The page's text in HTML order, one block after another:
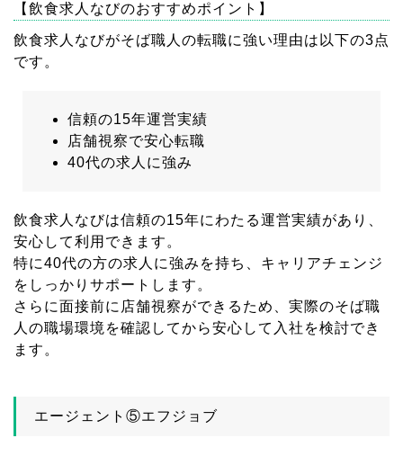
【飲食求人なびのおすすめポイント】
飲食求人なびがそば職人の転職に強い理由は以下の3点
です。
信頼の15年運営実績
店舗視察で安心転職
40代の求人に強み
飲食求人なびは信頼の15年にわたる運営実績があり、
安心して利用できます。
特に40代の方の求人に強みを持ち、キャリアチェンジ
をしっかりサポートします。
さらに面接前に店舗視察ができるため、実際のそば職
人の職場環境を確認してから安心して入社を検討でき
ます。
エージェント⑤エフジョブ